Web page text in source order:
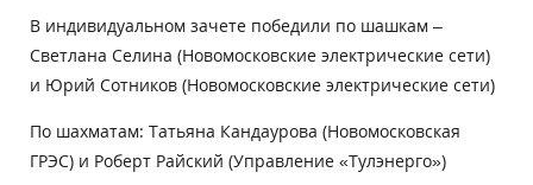
В индивидуальном зачете победили по шашкам –
Светлана Селина (Новомосковские электрические сети)
и Юрий Сотников (Новомосковские электрические сети)
По шахматам: Татьяна Кандаурова (Новомосковская
ГРЭС) и Роберт Райский (Управление «Тулэнерго»)